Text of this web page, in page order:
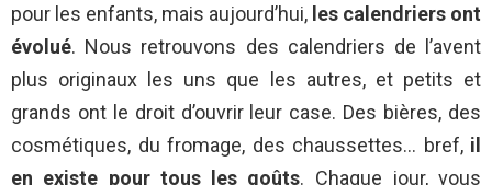
pour les enfants, mais aujourd’hui, les calendriers ont
évolué. Nous retrouvons des calendriers de l’avent
plus originaux les uns que les autres, et petits et
grands ont le droit d’ouvrir leur case. Des bières, des
cosmétiques, du fromage, des chaussettes… bref, il
en existe pour tous les goûts. Chaque jour, vous